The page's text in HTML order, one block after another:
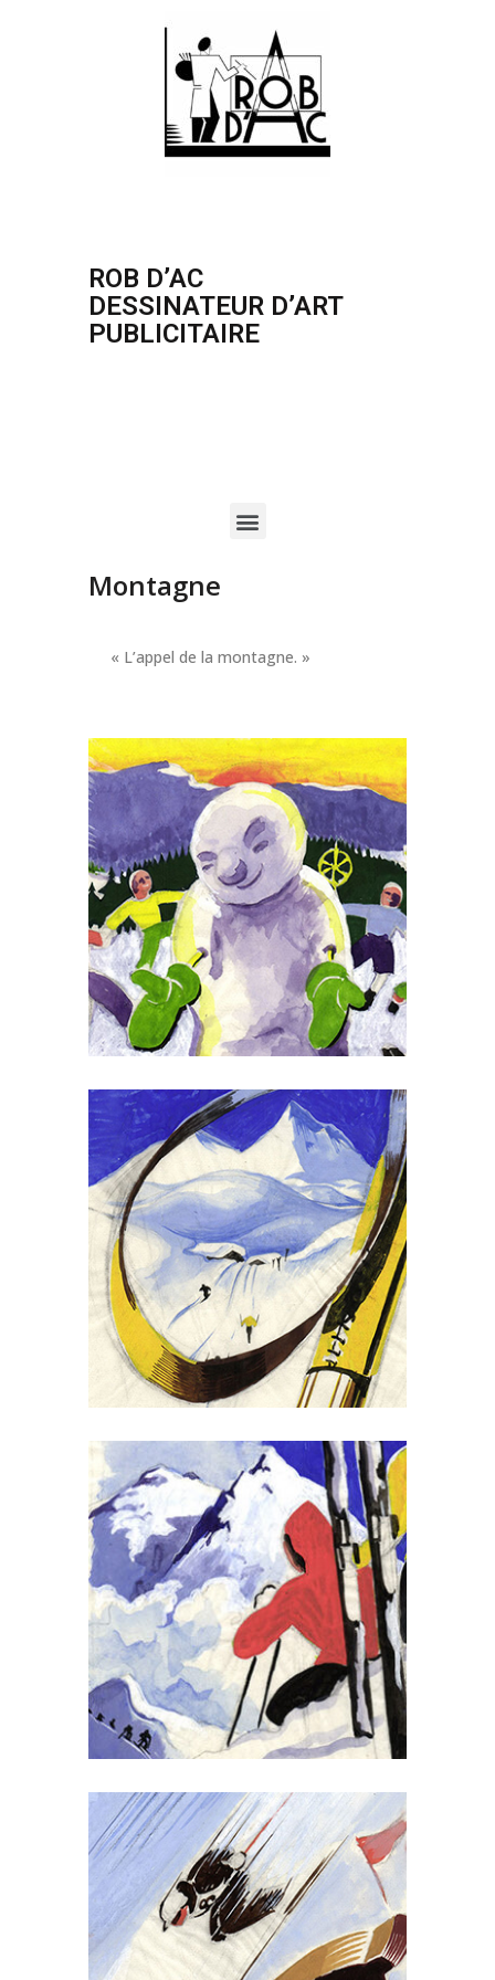
ROB D’AC
DESSINATEUR D’ART
PUBLICITAIRE
Montagne
« L’appel de la montagne. »